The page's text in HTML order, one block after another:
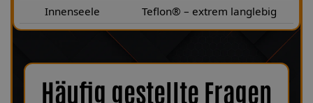
Innenseele
Teflon® – extrem langlebig
Häufig gestellte Fragen